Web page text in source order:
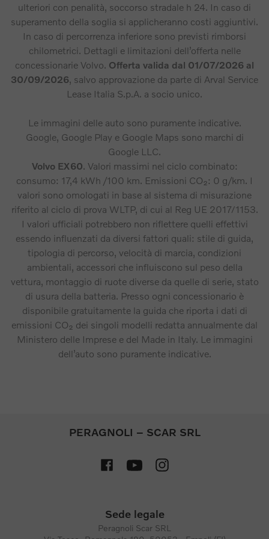
ulteriori con penalità, soccorso stradale h 24. In caso di
superamento della soglia si applicheranno costi aggiuntivi.
In caso di percorrenza inferiore sono previsti rimborsi
chilometrici. Dettagli e limitazioni dell’offerta nelle
concessionarie Volvo. Offerta valida dal 01/07/2026 al
30/09/2026, salvo approvazione da parte di Arval Service
Lease Italia S.p.A. a socio unico.
Le immagini delle auto sono puramente indicative.
Google, Google Play e Google Maps sono marchi di
Google LLC.
Volvo EX60. Valori massimi nel ciclo combinato:
consumo: 17,4 kWh /100 km. Emissioni CO₂: 0 g/km. I
valori sono omologati in base al sistema di misurazione
riferito al ciclo di prova WLTP, di cui al Reg UE 2017/1153.
I valori ufficiali potrebbero non riflettere quelli effettivi
essendo influenzati da diversi fattori quali: stile di guida,
tipologia di percorso, velocità di marcia, condizioni
ambientali, accessori che influiscono sul peso della
vettura, montaggio di ruote diverse da quelle di serie, stato
di usura della batteria. Presso ogni concessionario è
disponibile gratuitamente la guida che riporta i dati di
emissioni CO₂ dei singoli modelli redatta annualmente dal
Ministero delle Imprese e del Made in Italy. Le immagini
dell’auto sono puramente indicative.
PERAGNOLI – SCAR SRL
Sede legale
Peragnoli Scar SRL